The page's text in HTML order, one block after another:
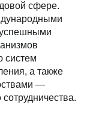
сфере.
успешными
систем
а также
—